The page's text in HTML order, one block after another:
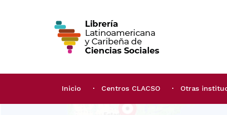
Inicio Centros CLACSO Otras